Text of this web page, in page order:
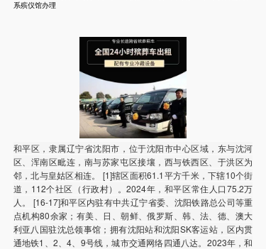
系殡仪馆办理
和平区，隶属辽宁省沈阳市，位于沈阳市中心区域，东与沈河
区、浑南区毗连，南与苏家屯区接壤，西与铁西区、于洪区为
邻，北与皇姑区相连。 [1]辖区面积61.1平方千米，下辖10个街
道，112个社区（行政村）。2024年，和平区常住人口75.2万
人。 [16-17]和平区内驻有中共辽宁省委、沈阳铁路总公司等重
点机构80余家；有美、日、朝鲜、俄罗斯、韩、法、德、澳大
利亚八国驻沈总领事馆；拥有沈阳站和沈阳SK客运站，区内贯
通地铁1、2、4、9号线，城市交通网络四通八达。2023年，和